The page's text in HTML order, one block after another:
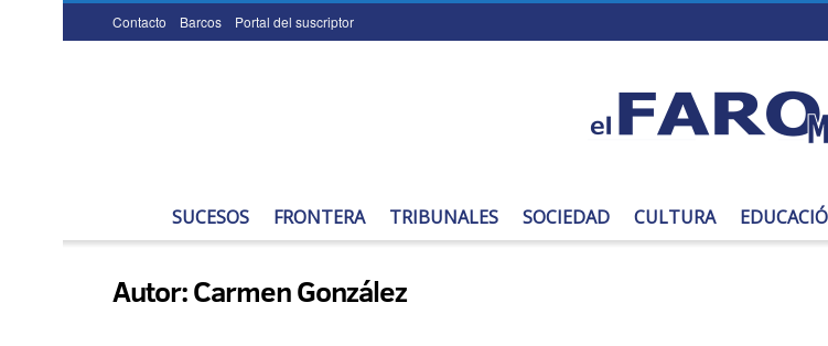
Contacto Barcos Portal del suscriptor
SUCESOS FRONTERA TRIBUNALES SOCIEDAD CULTURA
Autor:Carmen González